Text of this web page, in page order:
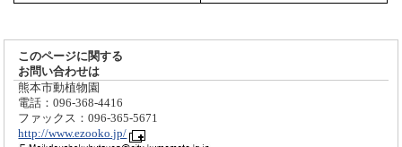
このページに関する
お問い合わせは
熊本市動植物園
電話：096-368-4416
ファックス：096-365-5671
http://www.ezooko.jp/